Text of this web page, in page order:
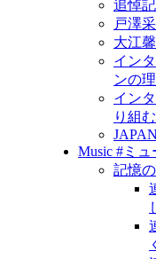
追悼
戸澤
大江
イン
ンの
イン
り組
Music #ミ
記憶